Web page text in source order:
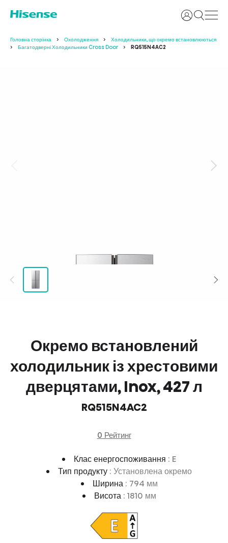
Увійти
Головна сторінка Охолодження
Холодильники, що окремо встановлюються
Багатодверні Холодильники Cross Door
RQ515N4AC2
Окремо встановлений
холодильник із хрестовими
дверцятами, Inox, 427 л
RQ515N4AC2
0 Рейтинг
Клас енергоспоживання : E
Тип продукту : Установлена окремо
Ширина : 794 мм
Висота : 1810 мм